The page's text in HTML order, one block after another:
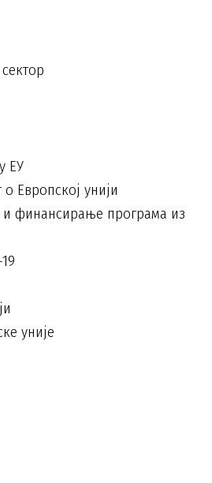
ЕУ
Европској унији
и финансирање програма из
уније